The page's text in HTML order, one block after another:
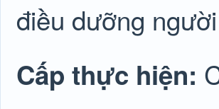
điều dưỡng
Cấp thực hiện: